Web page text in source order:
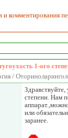
и комментирования
1-ого
/
Здравствуйте,
степени. Нам
или
заранее.